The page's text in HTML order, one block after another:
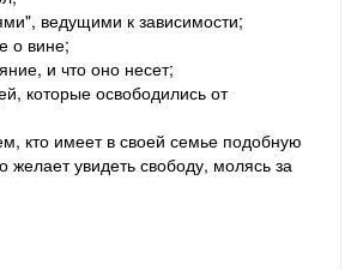
ведущими к зависимости;
о вине;
и что оно несет;
которые освободились от
кто имеет в своей семье подобную
желает увидеть свободу, молясь за